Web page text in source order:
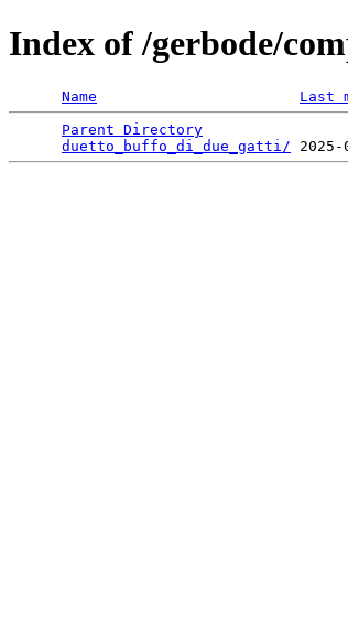
Index of /gerbode/
Name Last
Parent Directory
duetto_buffo_di_due_gatti/